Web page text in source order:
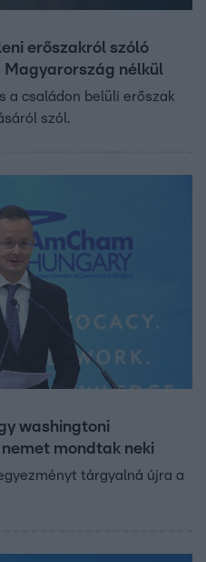
erőszakról szóló
nélkül
a családon belüli erőszak
szól.
washingtoni
mondtak neki
tárgyalná újra a